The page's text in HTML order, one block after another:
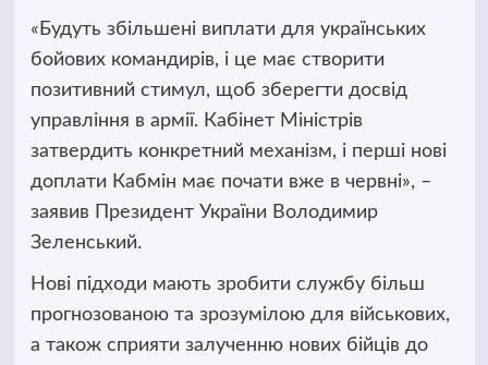
«Будуть збільшені виплати для українських
бойових командирів, і це має створити
позитивний стимул, щоб зберегти досвід
управління в армії. Кабінет Міністрів
затвердить конкретний механізм, і перші нові
доплати Кабмін має почати вже в червні», –
заявив Президент України Володимир
Зеленський.
Нові підходи мають зробити службу більш
прогнозованою та зрозумілою для військових,
а також сприяти залученню нових бійців до